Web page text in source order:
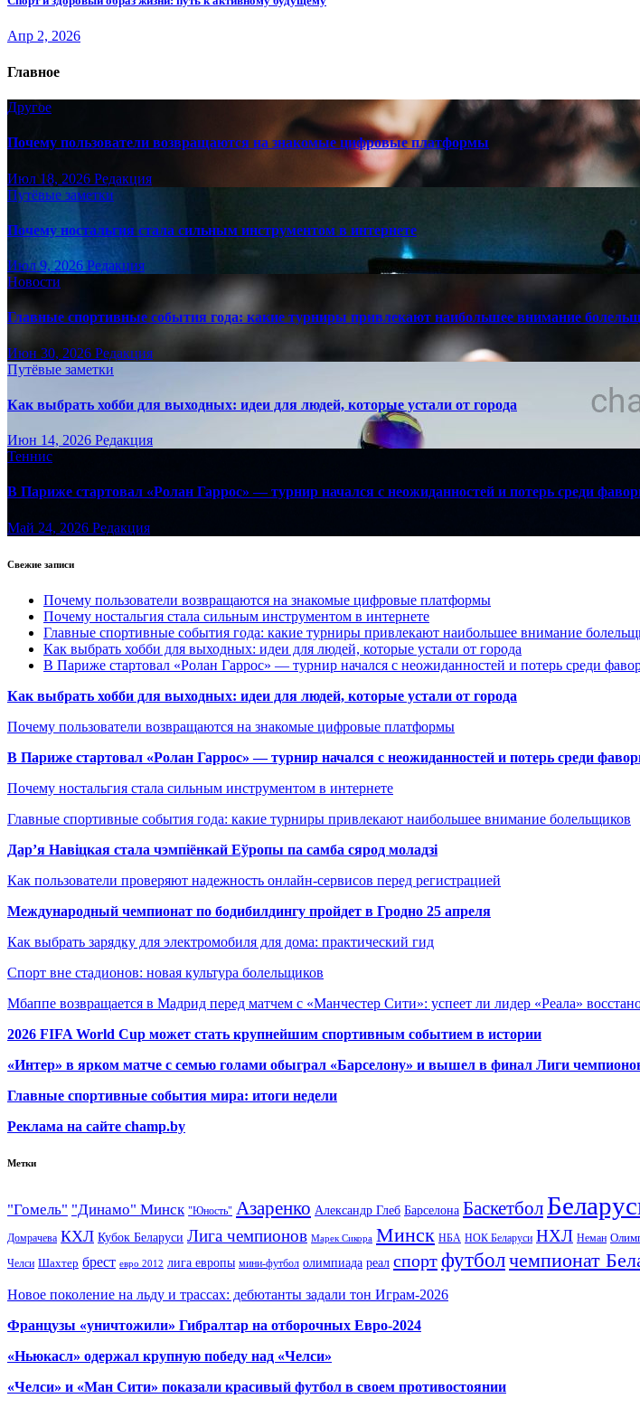
Апр 2, 2026
Главное
Другое
Почему пользователи возвращаются на знакомые цифровые платформы
Июл 18, 2026 Редакция
Путёвые заметки
Почему ностальгия стала сильным инструментом в интернете
Июл 9, 2026 Редакция
Новости
Главные спортивные события года: какие турниры привлекают наибольшее внимание
Июн 30, 2026 Редакция
Путёвые заметки
Как выбрать хобби для выходных: идеи для людей, которые устали от города
Июн 14, 2026 Редакция
Теннис
В Париже стартовал «Ролан Гаррос» — турнир начался с неожиданностей и потерь среди
Май 24, 2026 Редакция
Свежие записи
Почему пользователи возвращаются на знакомые цифровые платформы
Почему ностальгия стала сильным инструментом в интернете
Главные спортивные события года: какие турниры привлекают наибольшее внимание
Как выбрать хобби для выходных: идеи для людей, которые устали от города
В Париже стартовал «Ролан Гаррос» — турнир начался с неожиданностей и потерь среди
Как выбрать хобби для выходных: идеи для людей, которые устали от города
Почему пользователи возвращаются на знакомые цифровые платформы
В Париже стартовал «Ролан Гаррос» — турнир начался с неожиданностей и потерь среди
Почему ностальгия стала сильным инструментом в интернете
Главные спортивные события года: какие турниры привлекают наибольшее внимание болельщиков
Дар’я Навіцкая стала чэмпіёнкай Еўропы па самба сярод моладзі
Как пользователи проверяют надежность онлайн-сервисов перед регистрацией
Международный чемпионат по бодибилдингу пройдет в Гродно 25 апреля
Как выбрать зарядку для электромобиля для дома: практический гид
Спорт вне стадионов: новая культура болельщиков
Мбаппе возвращается в Мадрид перед матчем с «Манчестер Сити»: успеет ли лидер «Реала»
2026 FIFA World Cup может стать крупнейшим спортивным событием в истории
«Интер» в ярком матче с семью голами обыграл «Барселону» и вышел в финал Лиги
Главные спортивные события мира: итоги недели
Реклама на сайте champ.by
Метки
"Гомель" "Динамо" Минск "Юность" Азаренко Александр Глеб Барселона Баскетбол
Домрачева КХЛ Кубок Беларуси Лига чемпионов Марек Сикора Минск НБА НОК Беларуси НХЛ Неман
Челси Шахтер брест евро 2012 лига европы мини-футбол олимпиада реал спортфутболчемпионат
Новое поколение на льду и трассах: дебютанты задали тон Играм-2026
Французы «уничтожили» Гибралтар на отборочных Евро-2024
«Ньюкасл» одержал крупную победу над «Челси»
«Челси» и «Ман Сити» показали красивый футбол в своем противостоянии